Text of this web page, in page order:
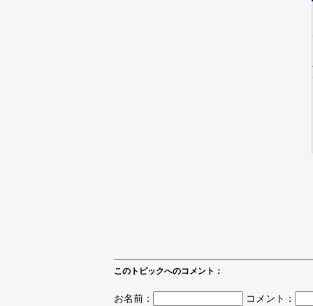
このトピックへのコメント：
お名前：
コメント：